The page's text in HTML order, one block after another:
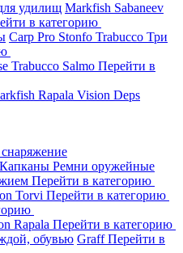
удилищ Markfish Sabaneev
в категорию
Carp Pro Stonfo Trabucco Три
Trabucco Salmo Перейти в
Rapala Vision Deps
Капканы Ремни оружейные
Перейти в категорию
Torvi Перейти в категорию
Rapala Перейти в категорию
обувью GraffПерейти в